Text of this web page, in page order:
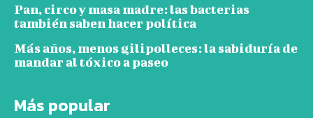
Pan, circo y masa madre: las bacterias
también saben hacer política
Más años, menos gilipolleces: la sabiduría de
mandar al tóxico a paseo
Más popular